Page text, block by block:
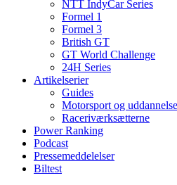
NTT IndyCar Series
Formel 1
Formel 3
British GT
GT World Challenge
24H Series
Artikelserier
Guides
Motorsport og uddannelse
Raceriværksætterne
Power Ranking
Podcast
Pressemeddelelser
Biltest